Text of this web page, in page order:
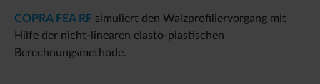
COPRA FEA RF simuliert den Walzprofiliervorgang mit
Hilfe der nicht-linearen elasto-plastischen
Berechnungsmethode.